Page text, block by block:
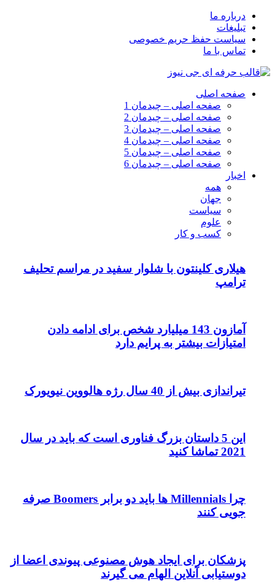
درباره ما
تبلیغات
سیاست حفظ حریم خصوصی
تماس با ما
صفحه اصلی
صفحه اصلی – چیدمان 1
صفحه اصلی – چیدمان 2
صفحه اصلی – چیدمان 3
صفحه اصلی – چیدمان 4
صفحه اصلی – چیدمان 5
صفحه اصلی – چیدمان 6
اخبار
همه
جهان
سیاست
علوم
کسب و کار
هیلاری کلینتون با شلوار سفید در مراسم تحلیف
ترامپ
آمازون 143 میلیارد شخص برای ادامه دادن
امتیازات بیشتر به پرایم دارد
تیراندازی بیش از 40 سال رژه هالووین نیویورک
این 5 داستان بزرگ فناوری است که باید در سال
2021 تماشا کنید
چرا Millennials ها باید دو برابر Boomers صرفه
جویی کنند
پزشکان برای ایجاد هوش مصنوعی پیوندی اعضا از
دوستیابی آنلاین الهام می گیرند